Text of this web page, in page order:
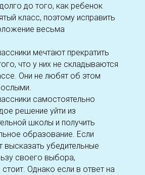
до того, как ребенок
класс, поэтому исправить
весьма
мечтают прекратить
что у них не складываются
Они не любят об этом
самостоятельно
решение уйти из
школы и получить
образование. Если
убедительные
своего выбора,
Однако если в ответ на